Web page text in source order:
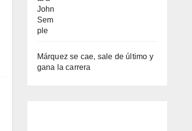
Márquez se cae, sale de último y
gana la carrera